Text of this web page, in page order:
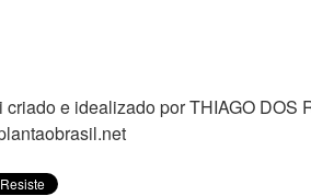
e idealizado por THIAGO DOS